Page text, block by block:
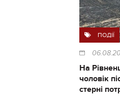
ПОДІЇ
На
чоловік
стерні